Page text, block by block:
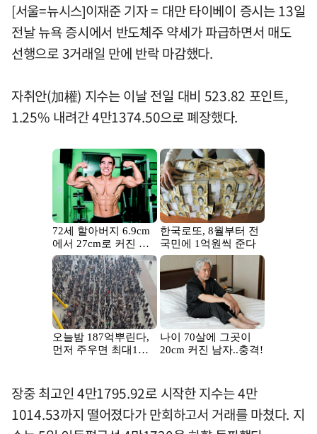
[서울=뉴시스]이재준 기자 = 대만 타이베이 증시는 13일
전날 뉴욕 증시에서 반도체주 약세가 파급하면서 매도
선행으로 3거래일 만에 반락 마감했다.
자취안(加權) 지수는 이날 전일 대비 523.82 포인트,
1.25% 내려간 4만1374.50으로 폐장했다.
장중 최고인 4만1795.92로 시작한 지수는 4만
1014.53까지 떨어졌다가 만회하고서 거래를 마쳤다. 지